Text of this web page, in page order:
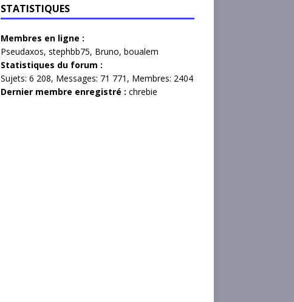
STATISTIQUES
Membres en ligne :
Pseudaxos, stephbb75, Bruno, boualem
Statistiques du forum :
Sujets: 6 208, Messages: 71 771, Membres: 2404
Dernier membre enregistré : chrebie